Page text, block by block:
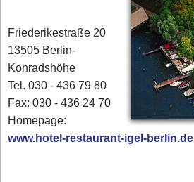
Friederikestraße 20
13505 Berlin-
Konradshöhe
Tel. 030 - 436 79 80‎
Fax: 030 - 436 24 70
Homepage:
www.hotel-restaurant-igel-berlin.de